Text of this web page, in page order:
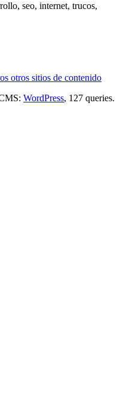
seo, internet, trucos,
otros sitios de contenido
WordPress, 127 queries.